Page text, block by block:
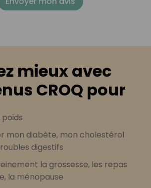
mieux avec
CROQ pour
mon diabète, mon cholestérol
digestifs
la grossesse, les repas
la ménopause